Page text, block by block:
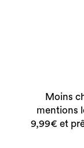
Moins
mentions
9,99€ et